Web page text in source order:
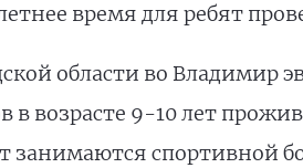
время для ребят
области во Владимир
в возрасте 9-10 лет
занимаются спортивной